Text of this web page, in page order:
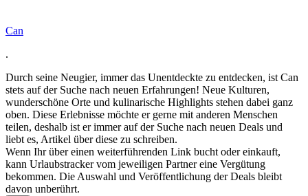
Can
.
Durch seine Neugier, immer das Unentdeckte zu entdecken, ist Can
stets auf der Suche nach neuen Erfahrungen! Neue Kulturen,
wunderschöne Orte und kulinarische Highlights stehen dabei ganz
oben. Diese Erlebnisse möchte er gerne mit anderen Menschen
teilen, deshalb ist er immer auf der Suche nach neuen Deals und
liebt es, Artikel über diese zu schreiben.
Wenn Ihr über einen weiterführenden Link bucht oder einkauft,
kann Urlaubstracker vom jeweiligen Partner eine Vergütung
bekommen. Die Auswahl und Veröffentlichung der Deals bleibt
davon unberührt.